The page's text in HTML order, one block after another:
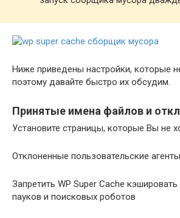
Ниже приведены настройки, которые
поэтому давайте быстро их обсудим.
Принятые имена файлов и
Установите страницы, которые Вы не
Отклоненные пользовательские агенты
Запретить WP Super Cache
пауков и поисковых роботов